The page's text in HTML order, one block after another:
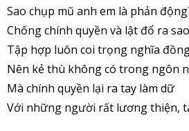
Sao chụp mũ anh em là phản
Chống chính quyền và lật đổ ra
Tập hợp luôn coi trọng nghĩa
Nên kẻ thù không có trong ngôn
Mà chính quyền lại ra tay làm dữ
Với những người rất lương thiện,